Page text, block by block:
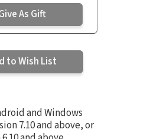
As Gift
to Wish List
and Windows
7.10 and above, or